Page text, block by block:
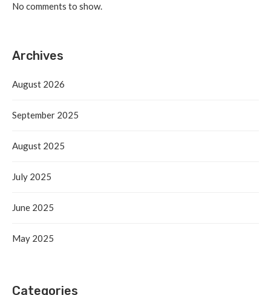
No comments to show.
Archives
August 2026
September 2025
August 2025
July 2025
June 2025
May 2025
Categories